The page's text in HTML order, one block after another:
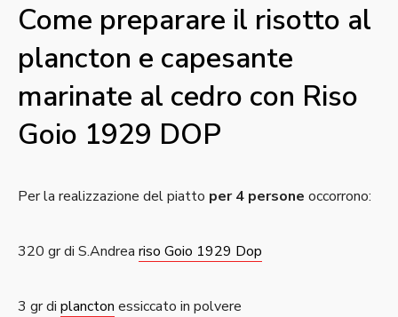
Come preparare il risotto al
plancton e capesante
marinate al cedro con Riso
Goio 1929 DOP
Per la realizzazione del piatto per 4 persone occorrono:
320 gr di S.Andrea riso Goio 1929 Dop
3 gr di plancton essiccato in polvere